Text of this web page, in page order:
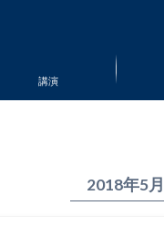
講演
2018年5月